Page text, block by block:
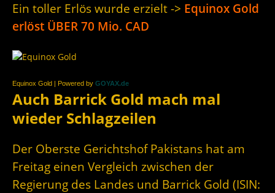
Ein toller Erlös wurde erzielt -> Equinox Gold
erlöst ÜBER 70 Mio. CAD
Equinox Gold | Powered by GOYAX.de
Auch Barrick Gold mach mal
wieder Schlagzeilen
Der Oberste Gerichtshof Pakistans hat am
Freitag einen Vergleich zwischen der
Regierung des Landes und Barrick Gold (ISIN: